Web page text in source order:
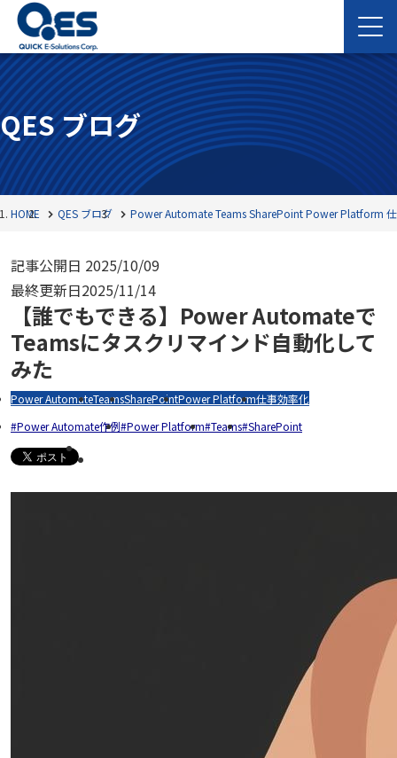
QES ブログ
HOME QES ブログ Power AutomateTeamsSharePointPower Platform
記事公開日 2025/10/09
最終更新日2025/11/14
【誰でもできる】Power Automateで
Teamsにタスクリマインド自動化して
みた
Power AutomateTeamsSharePointPower Platform仕事効率化
Power Automate作例 Power Platform Teams SharePoint